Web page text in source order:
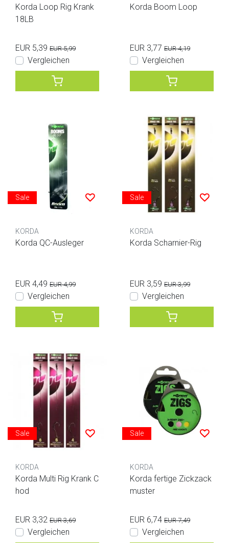
Korda Loop Rig Krank
18LB
EUR 5,39 EUR 5,99
Vergleichen
Korda Boom Loop
EUR 3,77 EUR 4,19
Vergleichen
Sale
KORDA
Korda QC-Ausleger
EUR 4,49 EUR 4,99
Vergleichen
Sale
KORDA
Korda Scharnier-Rig
EUR 3,59 EUR 3,99
Vergleichen
Sale
KORDA
Korda Multi Rig Krank C
hod
EUR 3,32 EUR 3,69
Vergleichen
Sale
KORDA
Korda fertige Zickzack
muster
EUR 6,74 EUR 7,49
Vergleichen